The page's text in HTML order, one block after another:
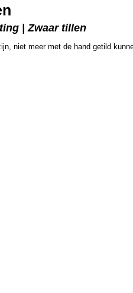
| Zwaar tillen
niet meer met de hand getild